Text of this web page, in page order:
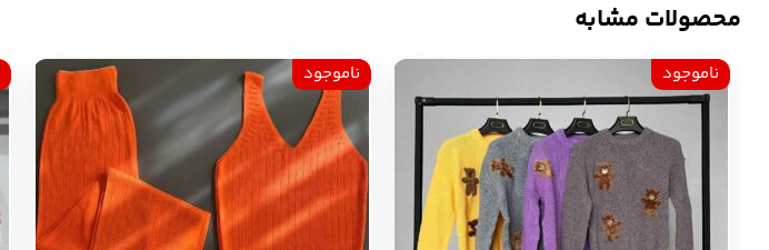
محصولات مشابه
ناموجود ناموجود